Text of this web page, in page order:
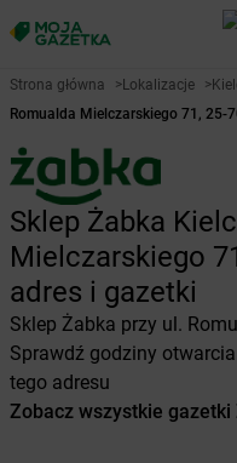
Strona główna >Lokalizacje >
Romualda Mielczarskiego 71, 25-
Sklep Żabka
Mielczarskiego
adres i gazetki
Sklep Żabka przy ul.
Sprawdź godziny
tego adresu
Zobacz wszystkie gazetki